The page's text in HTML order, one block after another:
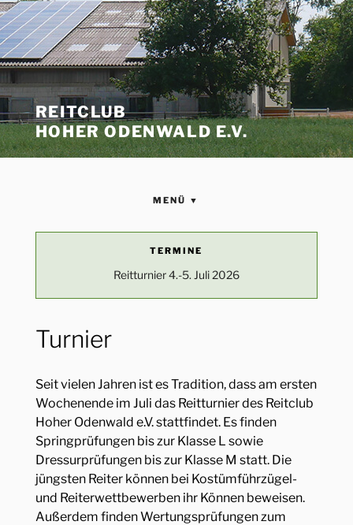
REITCLUB
HOHER ODENWALD E.V.
MENÜ ▼
Vereinsjugend
Mitglied werden
Anfahrt
Reitunterricht
Schulpferde
VERANSTALTUNGEN
Lehrgänge
Turnier
REITPLATZBAU
NEUIGKEITEN
TERMINE
Reitturnier 4.-5. Juli 2026
Turnier
Seit vielen Jahren ist es Tradition, dass am ersten
Wochenende im Juli das Reitturnier des Reitclub
Hoher Odenwald e.V. stattfindet. Es finden
Springprüfungen bis zur Klasse L sowie
Dressurprüfungen bis zur Klasse M statt. Die
jüngsten Reiter können bei Kostümführzügel-
und Reiterwettbewerben ihr Können beweisen.
Außerdem finden Wertungsprüfungen zum